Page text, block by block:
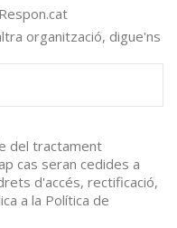
Respon.cat
organització, digue'ns
del tractament
cas seran cedides a
d'accés, rectificació,
a la Política de